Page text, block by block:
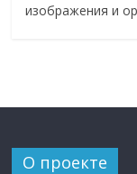
изображения и
О проекте